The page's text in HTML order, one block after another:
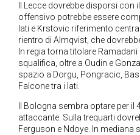
Il Lecce dovrebbe disporsi con
offensivo potrebbe essere
lati e Krstovic riferimento
rientro di Almqvist, che
In regia torna titolare
squalifica, oltre a Oudin e
spazio a Dorgu, Pongracic,
Falcone tra i lati.
Il Bologna sembra optare per il
attaccante. Sulla trequarti
Ferguson e Ndoye. In mediana